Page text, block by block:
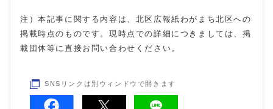
注）本記事に関する内容は、北区広報紙わがまち北区への
掲載時点のものです。現時点での詳細につきましては、掲
載団体等に直接お問い合わせください。
SNSリンクは別ウィンドウで開きます